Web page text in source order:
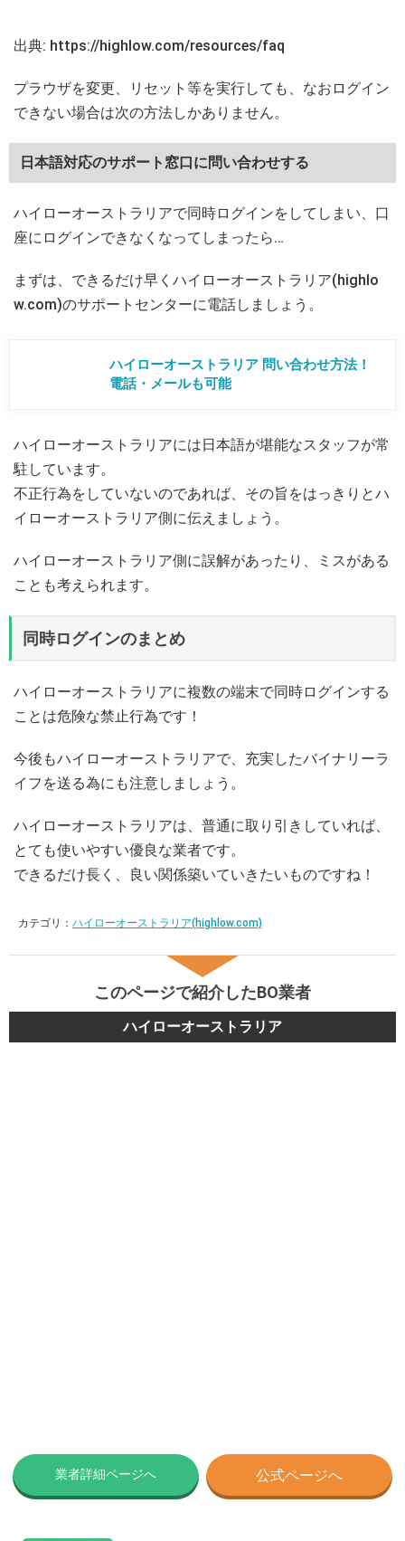
出典: https://highlow.com/resources/faq
プラウザを変更、リセット等を実行しても、なおログイン
できない場合は次の方法しかありません。
日本語対応のサポート窓口に問い合わせする
ハイローオーストラリアで同時ログインをしてしまい、口
座にログインできなくなってしまったら…
まずは、できるだけ早くハイローオーストラリア(highlo
w.com)のサポートセンターに電話しましょう。
ハイローオーストラリア 問い合わせ方法！
電話・メールも可能
ハイローオーストラリアには日本語が堪能なスタッフが常
駐しています。
不正行為をしていないのであれば、その旨をはっきりとハ
イローオーストラリア側に伝えましょう。
ハイローオーストラリア側に誤解があったり、ミスがある
ことも考えられます。
同時ログインのまとめ
ハイローオーストラリアに複数の端末で同時ログインする
ことは危険な禁止行為です！
今後もハイローオーストラリアで、充実したバイナリーラ
イフを送る為にも注意しましょう。
ハイローオーストラリアは、普通に取り引きしていれば、
とても使いやすい優良な業者です。
できるだけ長く、良い関係築いていきたいものですね！
カテゴリ： ハイローオーストラリア(highlow.com)
このページで紹介したBO業者
ハイローオーストラリア
業者詳細ページへ 公式ページへ